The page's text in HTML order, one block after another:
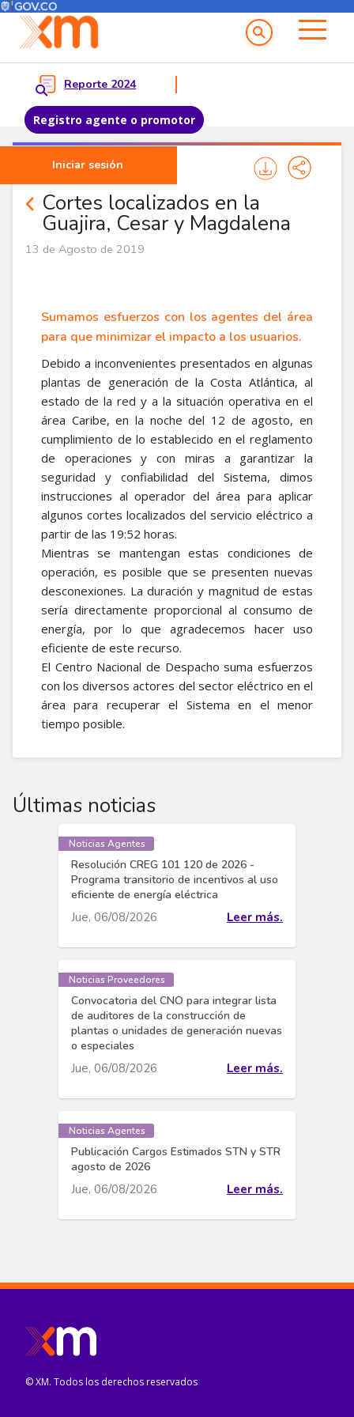
Pasar al contenido principal
Menú del Usuario
Reporte 2024
Registro agente o promotor
Iniciar sesión
Menu principal
Cortes localizados en la
Guajira, Cesar y Magdalena
Comunicados
13 de Agosto de 2019
Sumamos esfuerzos con los agentes del área
para que minimizar el impacto a los usuarios.
Debido a inconvenientes presentados en algunas
plantas de generación de la Costa Atlántica, al
estado de la red y a la situación operativa en el
área Caribe, en la noche del 12 de agosto, en
cumplimiento de lo establecido en el reglamento
de operaciones y con miras a garantizar la
seguridad y confiabilidad del Sistema, dimos
instrucciones al operador del área para aplicar
algunos cortes localizados del servicio eléctrico a
partir de las 19:52 horas.
Mientras se mantengan estas condiciones de
operación, es posible que se presenten nuevas
desconexiones. La duración y magnitud de estas
sería directamente proporcional al consumo de
energía, por lo que agradecemos hacer uso
eficiente de este recurso.
El Centro Nacional de Despacho suma esfuerzos
con los diversos actores del sector eléctrico en el
área para recuperar el Sistema en el menor
tiempo posible.
Últimas noticias
Noticias Agentes
Resolución CREG 101 120 de 2026 -
Programa transitorio de incentivos al uso
eficiente de energía eléctrica
Jue, 06/08/2026 Leer más.
Noticias Proveedores
Convocatoria del CNO para integrar lista
de auditores de la construcción de
plantas o unidades de generación nuevas
o especiales
Jue, 06/08/2026 Leer más.
Noticias Agentes
Publicación Cargos Estimados STN y STR
agosto de 2026
Jue, 06/08/2026 Leer más.
© XM. Todos los derechos reservados